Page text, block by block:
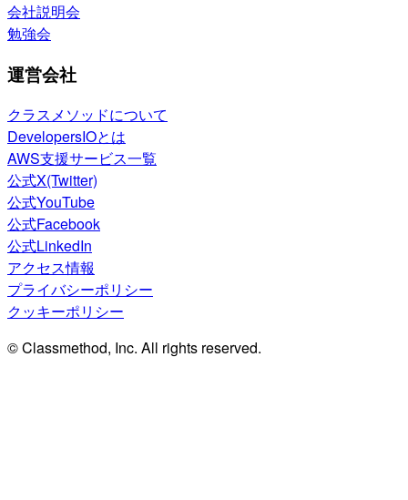
会社説明会
勉強会
運営会社
クラスメソッドについて
DevelopersIOとは
AWS支援サービス一覧
公式X(Twitter)
公式YouTube
公式Facebook
公式LinkedIn
アクセス情報
プライバシーポリシー
クッキーポリシー
© Classmethod, Inc. All rights reserved.